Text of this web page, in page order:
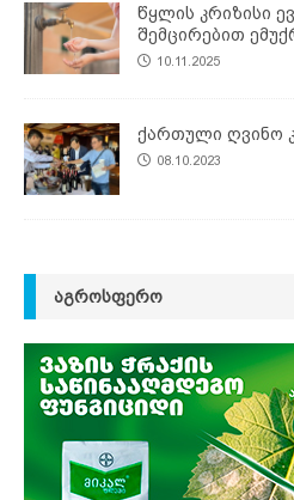
წყლის კრიზისი
შემცირებით
10.11.2025
ქართული ღვინო
08.10.2023
ᲐᲒᲠᲝᲡᲤᲔᲠᲝ